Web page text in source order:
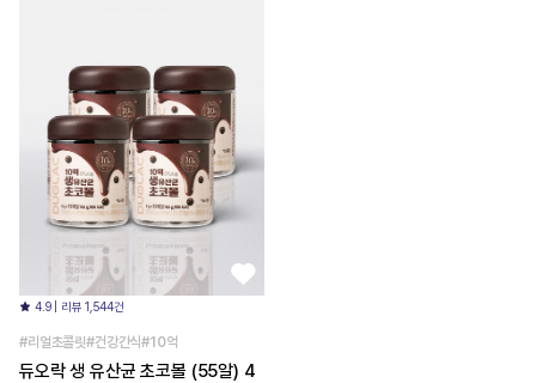
4.9 | 리뷰 1,544건
#리얼초콜릿#건강간식#10억
듀오락 생 유산균 초코볼 (55알) 4